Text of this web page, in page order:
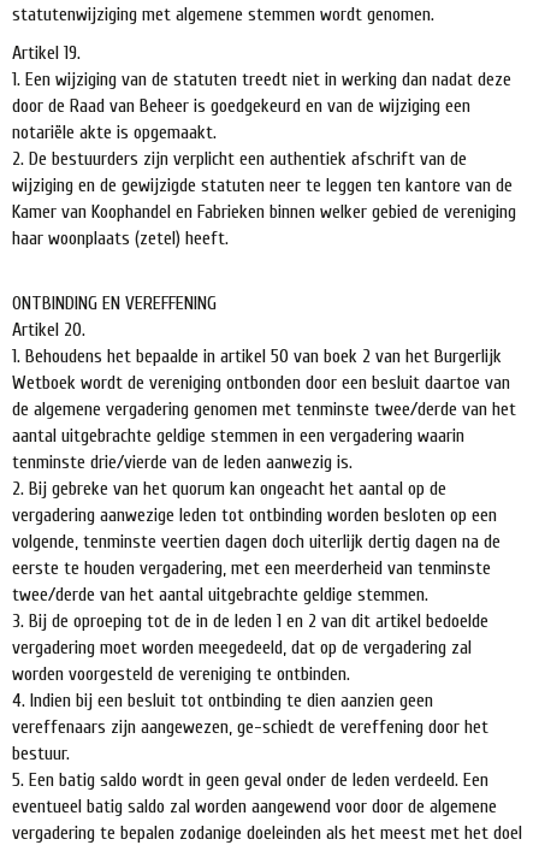
statutenwijziging met algemene stemmen wordt genomen.
Artikel 19.
1. Een wijziging van de statuten treedt niet in werking dan nadat deze
door de Raad van Beheer is goedgekeurd en van de wijziging een
notariële akte is opgemaakt.
2. De bestuurders zijn verplicht een authentiek afschrift van de
wijziging en de gewijzigde statuten neer te leggen ten kantore van de
Kamer van Koophandel en Fabrieken binnen welker gebied de vereniging
haar woonplaats (zetel) heeft.
ONTBINDING EN VEREFFENING
Artikel 20.
1. Behoudens het bepaalde in artikel 50 van boek 2 van het Burgerlijk
Wetboek wordt de vereniging ontbonden door een besluit daartoe van
de algemene vergadering genomen met tenminste twee/derde van het
aantal uitgebrachte geldige stemmen in een vergadering waarin
tenminste drie/vierde van de leden aanwezig is.
2. Bij gebreke van het quorum kan ongeacht het aantal op de
vergadering aanwezige leden tot ontbinding worden besloten op een
volgende, tenminste veertien dagen doch uiterlijk dertig dagen na de
eerste te houden vergadering, met een meerderheid van tenminste
twee/derde van het aantal uitgebrachte geldige stemmen.
3. Bij de oproeping tot de in de leden 1 en 2 van dit artikel bedoelde
vergadering moet worden meegedeeld, dat op de vergadering zal
worden voorgesteld de vereniging te ontbinden.
4. Indien bij een besluit tot ontbinding te dien aanzien geen
vereffenaars zijn aangewezen, ge-schiedt de vereffening door het
bestuur.
5. Een batig saldo wordt in geen geval onder de leden verdeeld. Een
eventueel batig saldo zal worden aangewend voor door de algemene
vergadering te bepalen zodanige doeleinden als het meest met het doel